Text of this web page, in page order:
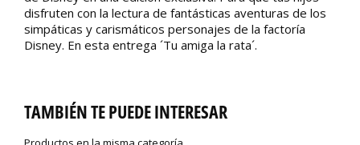
disfruten con la lectura de fantásticas aventuras de los
simpáticas y carismáticos personajes de la factoría
Disney. En esta entrega ´Tu amiga la rata´.
TAMBIÉN TE PUEDE INTERESAR